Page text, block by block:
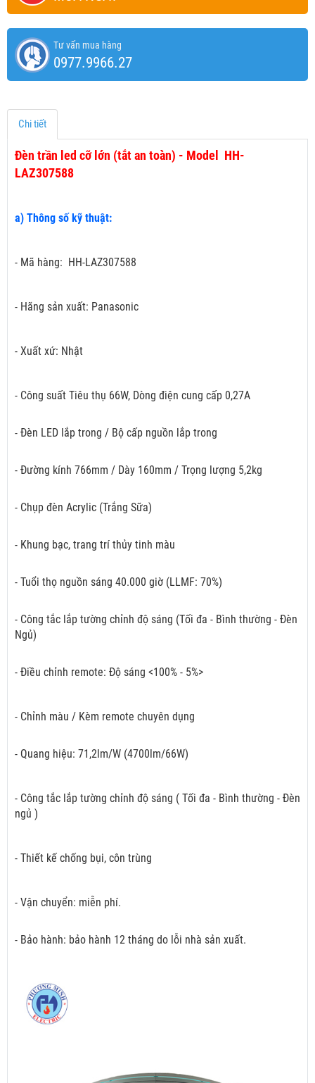
Tư vấn mua hàng
0977.9966.27
Chi tiết
Đèn trần led cỡ lớn (tắt an toàn) - Model HH-
LAZ307588
a) Thông số kỹ thuật:
- Mã hàng: HH-LAZ307588
- Hãng sản xuất: Panasonic
- Xuất xứ: Nhật
- Công suất Tiêu thụ 66W, Dòng điện cung cấp 0,27A
- Đèn LED lắp trong / Bộ cấp nguồn lắp trong
- Đường kính 766mm / Dày 160mm / Trọng lượng 5,2kg
- Chụp đèn Acrylic (Trắng Sữa)
- Khung bạc, trang trí thủy tinh màu
- Tuổi thọ nguồn sáng 40.000 giờ (LLMF: 70%)
- Công tắc lắp tường chỉnh độ sáng (Tối đa - Bình thường - Đèn
Ngủ)
- Điều chỉnh remote: Độ sáng <100% - 5%>
- Chỉnh màu / Kèm remote chuyên dụng
- Quang hiệu: 71,2lm/W (4700lm/66W)
- Công tắc lắp tường chỉnh độ sáng ( Tối đa - Bình thường - Đèn
ngủ )
- Thiết kế chống bụi, côn trùng
- Vận chuyển: miễn phí.
- Bảo hành: bảo hành 12 tháng do lỗi nhà sản xuất.